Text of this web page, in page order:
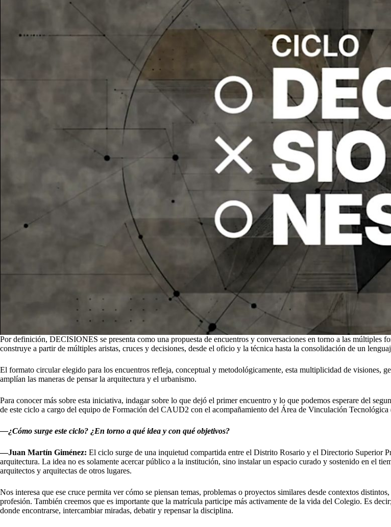
Por definición, DECISIONES se presenta como una propuesta de encuentros y conversaciones en torno a las múltiples
construye a partir de múltiples aristas, cruces y decisiones, desde el oficio y la técnica hasta la consolidación de un
El formato circular elegido para los encuentros refleja, conceptual y metodológicamente, esta multiplicidad de visiones,
amplían las maneras de pensar la arquitectura y el urbanismo.
Para conocer más sobre esta iniciativa, indagar sobre lo que dejó el primer encuentro y lo que podemos esperare del
de este ciclo a cargo del equipo de Formación del CAUD2 con el acompañamiento del Área de Vinculación
—¿Cómo surge este ciclo? ¿En torno a qué idea y con qué objetivos?
—Juan Martín Giménez: El ciclo surge de una inquietud compartida entre el Distrito Rosario y el Directorio Superior
arquitectura. La idea no es solamente acercar público a la institución, sino instalar un espacio curado y sostenido en el
arquitectos y arquitectas de otros lugares.
Nos interesa que ese cruce permita ver cómo se piensan temas, problemas o proyectos similares desde contextos
profesión. También creemos que es importante que la matrícula participe más activamente de la vida del Colegio. Es
donde encontrarse, intercambiar miradas, debatir y repensar la disciplina.